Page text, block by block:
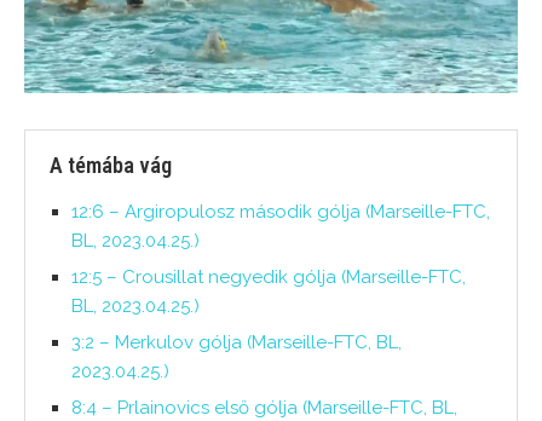
A témába vág
12:6 – Argiropulosz második gólja (Marseille-FTC,
BL, 2023.04.25.)
12:5 – Crousillat negyedik gólja (Marseille-FTC,
BL, 2023.04.25.)
3:2 – Merkulov gólja (Marseille-FTC, BL,
2023.04.25.)
8:4 – Prlainovics első gólja (Marseille-FTC, BL,